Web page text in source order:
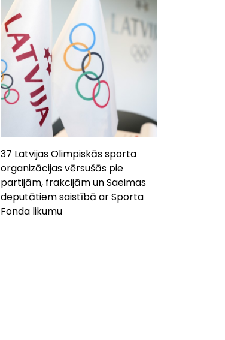
37 Latvijas Olimpiskās sporta
organizācijas vērsušās pie
partijām, frakcijām un Saeimas
deputātiem saistībā ar Sporta
Fonda likumu